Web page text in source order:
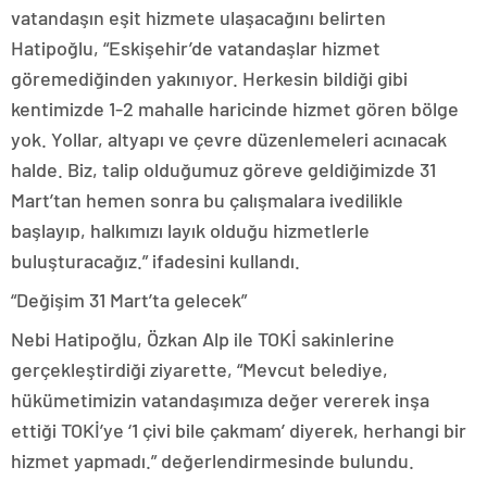
vatandaşın eşit hizmete ulaşacağını belirten
Hatipoğlu, “Eskişehir’de vatandaşlar hizmet
göremediğinden yakınıyor. Herkesin bildiği gibi
kentimizde 1-2 mahalle haricinde hizmet gören bölge
yok. Yollar, altyapı ve çevre düzenlemeleri acınacak
halde. Biz, talip olduğumuz göreve geldiğimizde 31
Mart’tan hemen sonra bu çalışmalara ivedilikle
başlayıp, halkımızı layık olduğu hizmetlerle
buluşturacağız.” ifadesini kullandı.
“Değişim 31 Mart’ta gelecek”
Nebi Hatipoğlu, Özkan Alp ile TOKİ sakinlerine
gerçekleştirdiği ziyarette, “Mevcut belediye,
hükümetimizin vatandaşımıza değer vererek inşa
ettiği TOKİ’ye ‘1 çivi bile çakmam’ diyerek, herhangi bir
hizmet yapmadı.” değerlendirmesinde bulundu.